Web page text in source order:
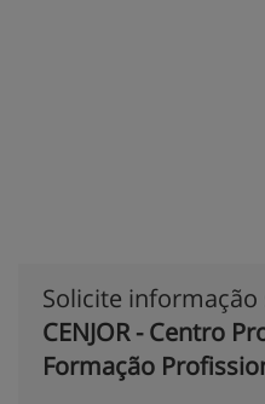
Solicite
CENJOR - Centro
Formação